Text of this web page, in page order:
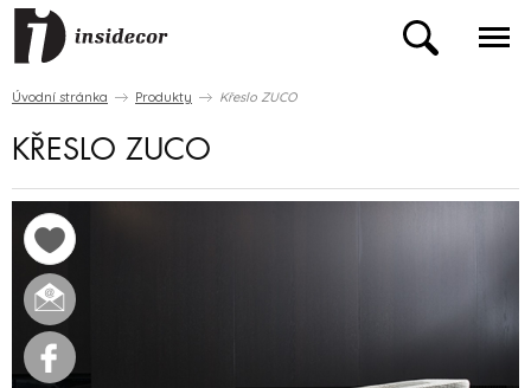
Úvodní stránka Produkty Křeslo ZUCO
KŘESLO ZUCO